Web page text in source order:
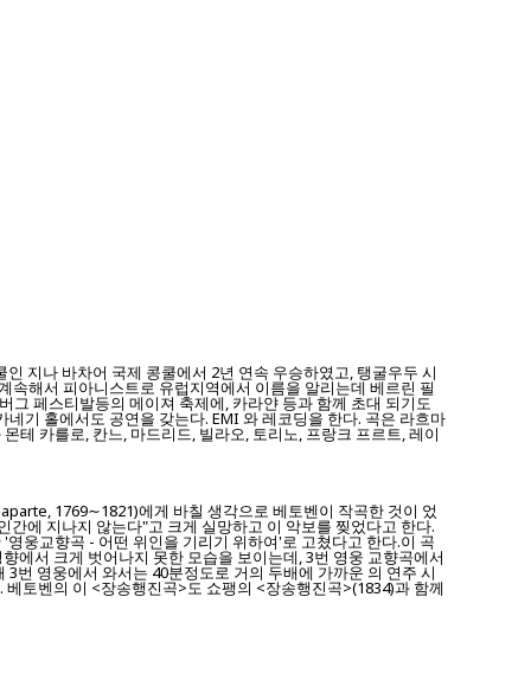
지나 바차어 국제 콩쿨에서 2년 연속 우승하였고, 탱굴우두 시
속해서 피아니스트로 유럽지역에서 이름을 알리는데 베르린 필
그 페스티발등의 메이져 축제에, 카라얀 등과 함께 초대 되기도
기 홀에서도 공연을 갖는다. EMI 와 레코딩을 한다. 곡은 라흐마
테 카를로, 칸느, 마드리드, 빌라오, 토리노, 프랑크 프르트, 레이
1769∼1821)에게 바칠 생각으로 베토벤이 작곡한 것이 었
에 지나지 않는다"고 크게 실망하고 이 악보를 찢었다고 한다.
웅교향곡 - 어떤 위인을 기리기 위하여'로 고쳤다고 한다.이 곡
에서 크게 벗어나지 못한 모습을 보이는데, 3번 영웅 교향곡에서
번 영웅에서 와서는 40분정도로 거의 두배에 가까운 의 연주 시
토벤의 이 <장송행진곡>도 쇼팽의 <장송행진곡>(1834)과 함께